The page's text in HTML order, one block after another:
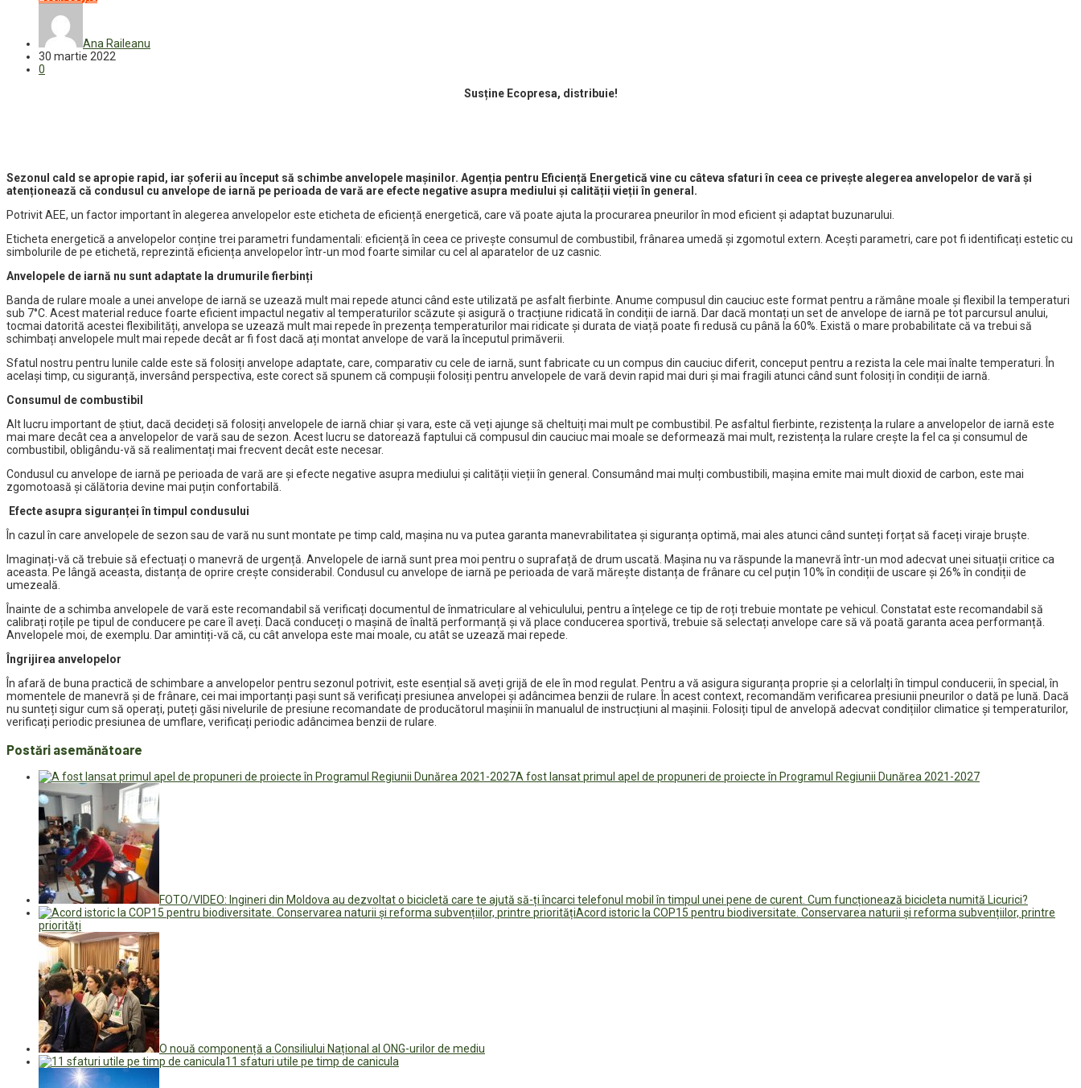
Ana Raileanu
30 martie 2022
0
Susține Ecopresa, distribuie!
Sezonul cald se apropie rapid, iar șoferii au început să schimbe anvelopele mașinilor. Agenția pentru Eficiență Energetică vine cu câteva sfaturi în ceea ce privește alegerea anvelopelor de vară și
atenționează că condusul cu anvelope de iarnă pe perioada de vară are efecte negative asupra mediului și calității vieții în general.
Potrivit AEE, un factor important în alegerea anvelopelor este eticheta de eficiență energetică, care vă poate ajuta la procurarea pneurilor în mod eficient și adaptat buzunarului.
Eticheta energetică a anvelopelor conține trei parametri fundamentali: eficiență în ceea ce privește consumul de combustibil, frânarea umedă și zgomotul extern. Acești parametri, care pot fi identificați estetic cu
simbolurile de pe etichetă, reprezintă eficiența anvelopelor într-un mod foarte similar cu cel al aparatelor de uz casnic.
Anvelopele de iarnă nu sunt adaptate la drumurile fierbinți
Banda de rulare moale a unei anvelope de iarnă se uzează mult mai repede atunci când este utilizată pe asfalt fierbinte. Anume compusul din cauciuc este format pentru a rămâne moale și flexibil la temperaturi
sub 7°C. Acest material reduce foarte eficient impactul negativ al temperaturilor scăzute și asigură o tracțiune ridicată în condiții de iarnă. Dar dacă montați un set de anvelope de iarnă pe tot parcursul anului,
tocmai datorită acestei flexibilități, anvelopa se uzează mult mai repede în prezența temperaturilor mai ridicate și durata de viață poate fi redusă cu până la 60%. Există o mare probabilitate că va trebui să
schimbați anvelopele mult mai repede decât ar fi fost dacă ați montat anvelope de vară la începutul primăverii.
Sfatul nostru pentru lunile calde este să folosiți anvelope adaptate, care, comparativ cu cele de iarnă, sunt fabricate cu un compus din cauciuc diferit, conceput pentru a rezista la cele mai înalte temperaturi. În
același timp, cu siguranță, inversând perspectiva, este corect să spunem că compușii folosiți pentru anvelopele de vară devin rapid mai duri și mai fragili atunci când sunt folosiți în condiții de iarnă.
Consumul de combustibil
Alt lucru important de știut, dacă decideți să folosiți anvelopele de iarnă chiar și vara, este că veți ajunge să cheltuiți mai mult pe combustibil. Pe asfaltul fierbinte, rezistența la rulare a anvelopelor de iarnă este
mai mare decât cea a anvelopelor de vară sau de sezon. Acest lucru se datorează faptului că compusul din cauciuc mai moale se deformează mai mult, rezistența la rulare crește la fel ca și consumul de
combustibil, obligându-vă să realimentați mai frecvent decât este necesar.
Condusul cu anvelope de iarnă pe perioada de vară are și efecte negative asupra mediului și calității vieții în general. Consumând mai mulți combustibili, mașina emite mai mult dioxid de carbon, este mai
zgomotoasă și călătoria devine mai puțin confortabilă.
Efecte asupra siguranței în timpul condusului
În cazul în care anvelopele de sezon sau de vară nu sunt montate pe timp cald, mașina nu va putea garanta manevrabilitatea și siguranța optimă, mai ales atunci când sunteți forțat să faceți viraje bruște.
Imaginați-vă că trebuie să efectuați o manevră de urgență. Anvelopele de iarnă sunt prea moi pentru o suprafață de drum uscată. Mașina nu va răspunde la manevră într-un mod adecvat unei situații critice ca
aceasta. Pe lângă aceasta, distanța de oprire crește considerabil. Condusul cu anvelope de iarnă pe perioada de vară mărește distanța de frânare cu cel puțin 10% în condiții de uscare și 26% în condiții de
umezeală.
Înainte de a schimba anvelopele de vară este recomandabil să verificați documentul de înmatriculare al vehiculului, pentru a înțelege ce tip de roți trebuie montate pe vehicul. Constatat este recomandabil să
calibrați roțile pe tipul de conducere pe care îl aveți. Dacă conduceți o mașină de înaltă performanță și vă place conducerea sportivă, trebuie să selectați anvelope care să vă poată garanta acea performanță.
Anvelopele moi, de exemplu. Dar amintiți-vă că, cu cât anvelopa este mai moale, cu atât se uzează mai repede.
Îngrijirea anvelopelor
În afară de buna practică de schimbare a anvelopelor pentru sezonul potrivit, este esențial să aveți grijă de ele în mod regulat. Pentru a vă asigura siguranța proprie și a celorlalți în timpul conducerii, în special, în
momentele de manevră și de frânare, cei mai importanți pași sunt să verificați presiunea anvelopei și adâncimea benzii de rulare. În acest context, recomandăm verificarea presiunii pneurilor o dată pe lună. Dacă
nu sunteți sigur cum să operați, puteți găsi nivelurile de presiune recomandate de producătorul mașinii în manualul de instrucțiuni al mașinii. Folosiți tipul de anvelopă adecvat condițiilor climatice și temperaturilor,
verificați periodic presiunea de umflare, verificați periodic adâncimea benzii de rulare.
Postări asemănătoare
A fost lansat primul apel de propuneri de proiecte în Programul Regiunii Dunărea 2021-2027
FOTO/VIDEO: Ingineri din Moldova au dezvoltat o bicicletă care te ajută să-ți încarci telefonul mobil în timpul unei pene de curent. Cum funcționează bicicleta numită Licurici?
Acord istoric la COP15 pentru biodiversitate. Conservarea naturii și reforma subvențiilor, printre
priorități
O nouă componență a Consiliului Național al ONG-urilor de mediu
11 sfaturi utile pe timp de canicula